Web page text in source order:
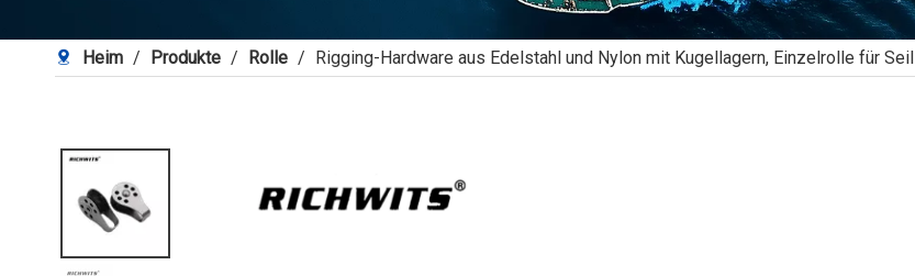
Heim / Produkte / Rolle / Rigging-Hardware aus Edelstahl und Nylon mit Kugellagern, Einzelrolle für Seil